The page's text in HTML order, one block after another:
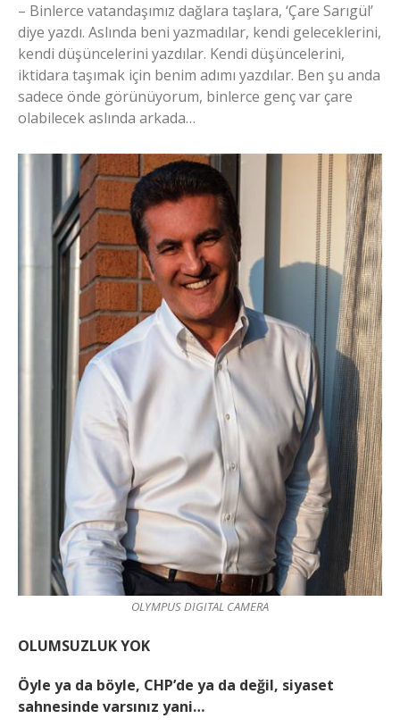
– Binlerce vatandaşımız dağlara taşlara, ‘Çare Sarıgül’
diye yazdı. Aslında beni yazmadılar, kendi geleceklerini,
kendi düşüncelerini yazdılar. Kendi düşüncelerini,
iktidara taşımak için benim adımı yazdılar. Ben şu anda
sadece önde görünüyorum, binlerce genç var çare
olabilecek aslında arkada…
OLYMPUS DIGITAL CAMERA
OLUMSUZLUK YOK
Öyle ya da böyle, CHP’de ya da değil, siyaset
sahnesinde varsınız yani…